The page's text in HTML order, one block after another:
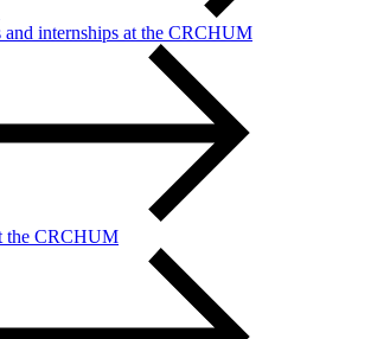
and internships at the CRCHUM
the CRCHUM